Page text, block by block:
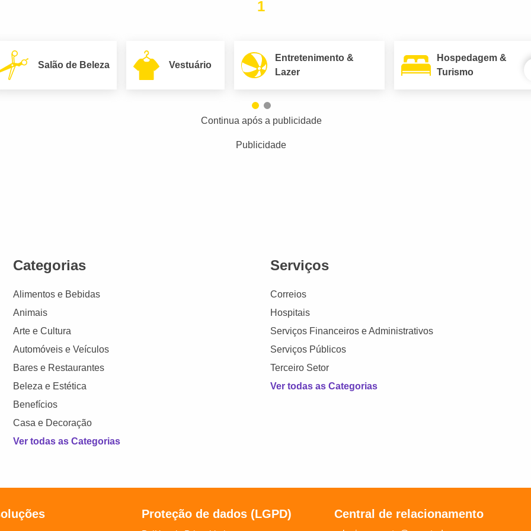
1
Salão de Beleza Vestuário
Entretenimento &
Lazer
Hospedagem &
Turismo
Continua após a publicidade
Publicidade
Categorias
Alimentos e Bebidas
Animais
Arte e Cultura
Automóveis e Veículos
Bares e Restaurantes
Beleza e Estética
Benefícios
Casa e Decoração
Ver todas as Categorias
Serviços
Correios
Hospitais
Serviços Financeiros e Administrativos
Serviços Públicos
Terceiro Setor
Ver todas as Categorias
Proteção de dados (LGPD) Central de relacionamento